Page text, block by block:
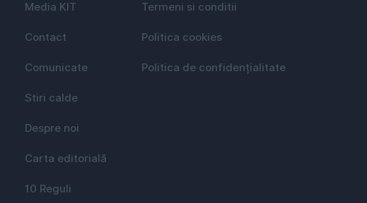
Media KIT
Contact
Comunicate
Stiri calde
Despre noi
Carta editorială
10 Reguli
Termeni si conditii
Politica cookies
Politica de confidențialitate